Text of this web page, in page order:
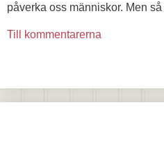
påverka oss människor. Men
Till kommentarerna